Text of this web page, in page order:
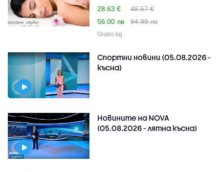
28.63 €
48.57 €
56.00 лв
94.99 лв
Grabo.bg
Спортни новини (05.08.2026 -
късна)
Новините на NOVA
(05.08.2026 - лятна късна)